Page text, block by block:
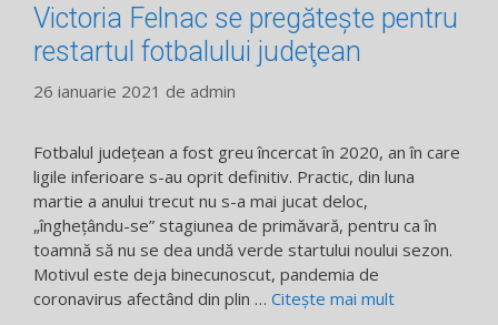
Victoria Felnac se pregăteşte pentru
restartul fotbalului judeţean
26 ianuarie 2021 de admin
Fotbalul judeţean a fost greu încercat în 2020, an în care
ligile inferioare s-au oprit definitiv. Practic, din luna
martie a anului trecut nu s-a mai jucat deloc,
„îngheţându-se” stagiunea de primăvară, pentru ca în
toamnă să nu se dea undă verde startului noului sezon.
Motivul este deja binecunoscut, pandemia de
coronavirus afectând din plin … Citește mai mult